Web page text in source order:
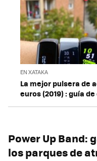
EN XATAKA
La mejor pulsera de
euros (2019) : guía
Power Up Band:
los parques de